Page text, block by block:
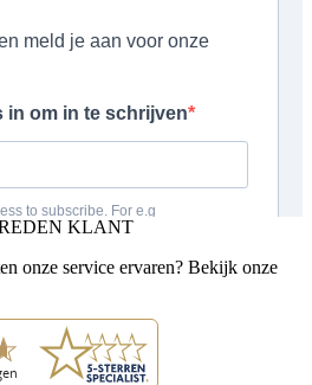
KLANT
onze service ervaren? Bekijk onze